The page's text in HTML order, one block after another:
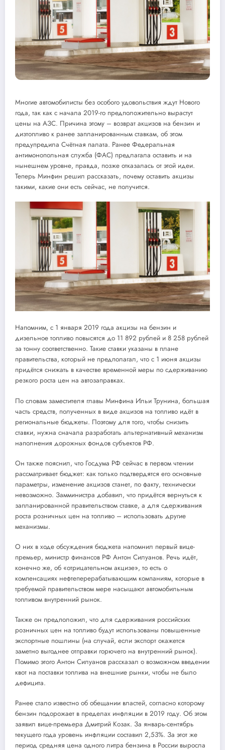
Многие автомобилисты без особого удовольствия ждут Нового
года, так как с начала 2019-го предположительно вырастут
цены на АЗС. Причина этому – возврат акцизов на бензин и
дизтопливо к ранее запланированным ставкам, об этом
предупредила Счётная палата. Ранее Федеральная
антимонопольная служба (ФАС) предлагала оставить и на
нынешнем уровне, правда, позже отказалась от этой идеи.
Теперь Минфин решил рассказать, почему оставить акцизы
такими, какие они есть сейчас, не получится.
Напомним, с 1 января 2019 года акцизы на бензин и
дизельное топливо повысятся до 11 892 рублей и 8 258 рублей
за тонну соответственно. Такие ставки указаны в плане
правительства, который не предполагал, что с 1 июня акцизы
придётся снижать в качестве временной меры по сдерживанию
резкого роста цен на автозаправках.
По словам заместителя главы Минфина Ильи Трунина, большая
часть средств, полученных в виде акцизов на топливо идёт в
региональные бюджеты. Поэтому для того, чтобы снизить
ставки, нужна сначала разработать альтернативный механизм
наполнения дорожных фондов субъектов РФ.
Он также пояснил, что Госдума РФ сейчас в первом чтении
рассматривает бюджет: как только подтвердятся его основные
параметры, изменение акцизов станет, по факту, технически
невозможно. Замминистра добавил, что придётся вернуться к
запланированной правительством ставке, а для сдерживания
роста розничных цен на топливо – использовать другие
механизмы.
О них в ходе обсуждения бюджета напомнил первый вице-
премьер, министр финансов РФ Антон Силуанов. Речь идёт,
конечно же, об «отрицательном акцизе», то есть о
компенсациях нефтеперерабатывающим компаниям, которые в
требуемой правительством мере насыщают автомобильным
топливом внутренний рынок.
Также он предположил, что для сдерживания российских
розничных цен на топливо будут использованы повышенные
экспортные пошлины (на случай, если экспорт окажется
заметно выгоднее отправки горючего на внутренний рынок).
Помимо этого Антон Силуанов рассказал о возможном введении
квот на поставки топлива на внешние рынки, чтобы не было
дефицита.
Ранее стало известно об обещании властей, согласно которому
бензин подорожает в пределах инфляции в 2019 году. Об этом
заявил вице-премьера Дмитрий Козак. За январь-сентябрь
текущего года уровень инфляции составил 2,53%. За этот же
период средняя цена одного литра бензина в России выросла